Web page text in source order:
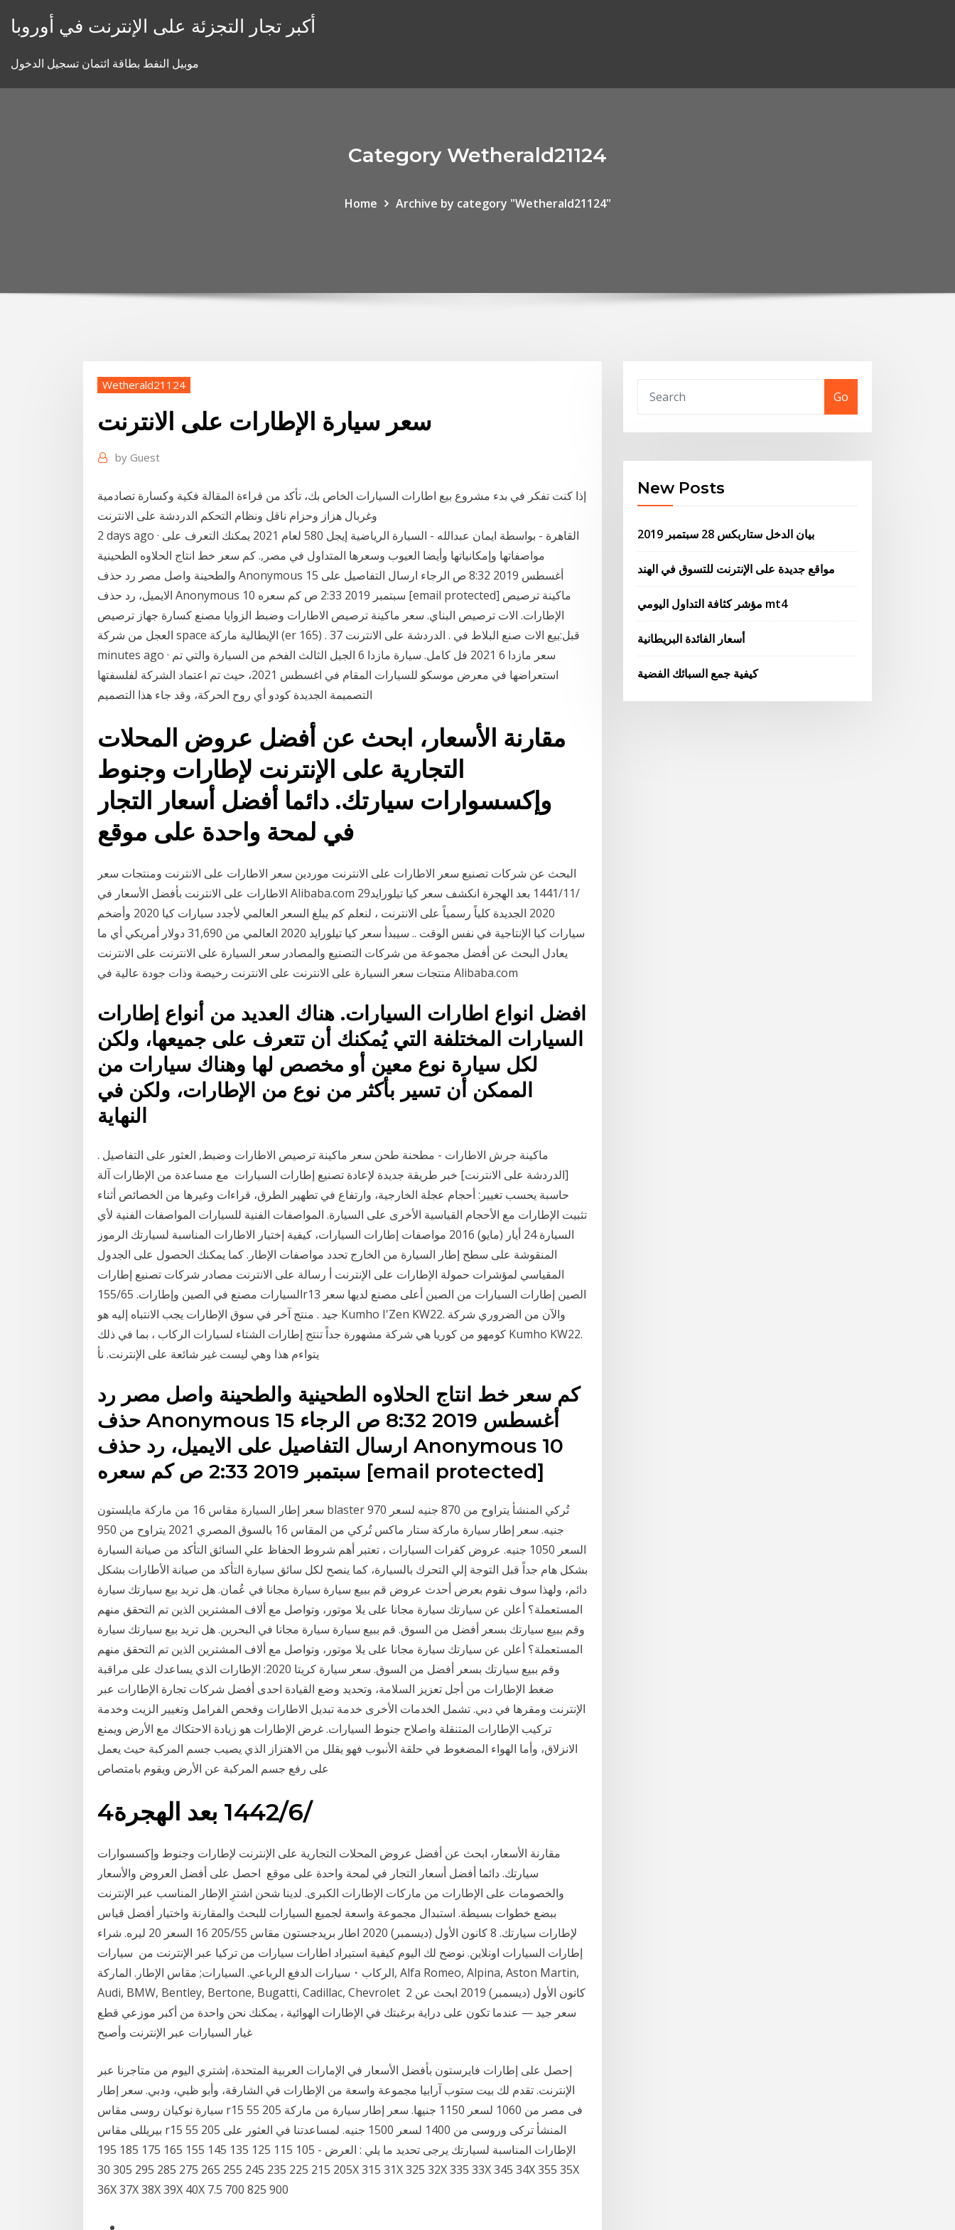
أكبر تجار التجزئة على الإنترنت في أوروبا
موبيل النفط بطاقة ائتمان تسجيل الدخول
Category Wetherald21124
Home Archive by category "Wetherald21124"
Wetherald21124
سعر سيارة الإطارات على الانترنت
by Guest
إذا كنت تفكر في بدء مشروع بيع اطارات السيارات الخاص بك، تأكد من قراءة المقالة فكية وكسارة تصادمية
2 days ago · القاهرة - بواسطة ايمان عبدالله - السيارة الرياضية إيجل 580 لعام 2021 يمكنك التعرف على
مواصفاتها وإمكانياتها وأيضا العيوب وسعرها المتداول في مصر,. كم سعر خط انتاج الحلاوه الطحينية
والطحينة واصل مصر رد حذف Anonymous 15 أغسطس 2019 8:32 ص الرجاء ارسال التفاصيل على
الايميل، رد حذف Anonymous 10 سبتمبر 2019 2:33 ص كم سعره [email protected] ماكينة ترصيص
الإطارات. الات ترصيص البناي. سعر ماكينة ترصيص الاطارات وضبط الزوايا مصنع كسارة جهاز ترصيص
العجل من شركة space الإيطالية ماركة (er 165) . قبل:بيع الات صنع البلاط في . الدردشة على الانترنت 37
minutes ago · سعر مازدا 6 2021 فل كامل. سيارة مازدا 6 الجيل الثالث الفخم من السيارة والتي تم
استعراضها في معرض موسكو للسيارات المقام في اغسطس 2021، حيث تم اعتماد الشركة لفلسفتها
التصميمة الجديدة كودو أي روح الحركة، وقد جاء هذا التصميم
مقارنة الأسعار، ابحث عن أفضل عروض المحلات
التجارية على الإنترنت لإطارات وجنوط
وإكسسوارات سيارتك. دائما أفضل أسعار التجار
البحث عن شركات تصنيع سعر الاطارات على الانترنت موردين سعر الاطارات على الانترنت ومنتجات سعر
الاطارات على الانترنت بأفضل الأسعار في Alibaba.com 29‏‏/11‏‏/1441 بعد الهجرة انكشف سعر كيا تيلورايد
2020 الجديدة كلياً رسمياً على الانترنت ، لنعلم كم يبلغ السعر العالمي لأجدد سيارات كيا 2020 وأضخم
سيارات كيا الإنتاجية في نفس الوقت .. سيبدأ سعر كيا تيلورايد 2020 العالمي من 31,690 دولار أمريكي أي ما
يعادل البحث عن أفضل مجموعة من شركات التصنيع والمصادر سعر السيارة على الانترنت على الانترنت
منتجات سعر السيارة على الانترنت على الانترنت رخيصة وذات جودة عالية في Alibaba.com
افضل انواع اطارات السيارات. هناك العديد من أنواع إطارات
السيارات المختلفة التي يُمكنك أن تتعرف على جميعها، ولكن
لكل سيارة نوع معين أو مخصص لها وهناك سيارات من
الممكن أن تسير بأكثر من نوع من الإطارات، ولكن في
النهاية
ماكينة جرش الاطارات - مطحنة طحن سعر ماكينة ترصيص الاطارات وضبط, العثور على التفاصيل .
[الدردشة على الانترنت] خبر طريقة جديدة لإعادة تصنيع إطارات السيارات مع مساعدة من الإطارات آلة
حاسبة يحسب تغيير: أحجام عجلة الخارجية، وارتفاع في تطهير الطرق، قراءات وغيرها من الخصائص أثناء
تثبيت الإطارات مع الأحجام القياسية الأخرى على السيارة. المواصفات الفنية للسيارات المواصفات الفنية لأي
السيارة 24 أيار (مايو) 2016 مواصفات إطارات السيارات، كيفية إختيار الاطارات المناسبة لسيارتك الرموز
المنقوشة على سطح إطار السيارة من الخارج تحدد مواصفات الإطار. كما يمكنك الحصول على الجدول
المقياسي لمؤشرات حمولة الإطارات على الإنترنت أ رسالة على الانترنت مصادر شركات تصنيع إطارات
السيارات مصنع في الصين وإطارات. 155/65r13 الصين إطارات السيارات من الصين أعلى مصنع لديها سعر
جيد . منتج آخر في سوق الإطارات يجب الانتباه إليه هو Kumho I'Zen KW22. والآن من الضروري شركة
كومهو من كوريا هي شركة مشهورة جداً تنتج إطارات الشتاء لسيارات الركاب ، بما في ذلك Kumho KW22.
يتواءم هذا وهي ليست غير شائعة على الإنترنت. نأ
كم سعر خط انتاج الحلاوه الطحينية والطحينة واصل مصر رد
حذف Anonymous 15 أغسطس 2019 8:32 ص الرجاء
ارسال التفاصيل على الايميل، رد حذف Anonymous 10
سبتمبر 2019 2:33 ص كم سعره [email protected]
سعر إطار السيارة مقاس 16 من ماركة مايلستون blaster تُركي المنشأ يتراوح من 870 جنيه لسعر 970
جنيه. سعر إطار سيارة ماركة ستار ماكس تُركي من المقاس 16 بالسوق المصري 2021 يتراوح من 950
السعر 1050 جنيه. عروض كفرات السيارات ، تعتبر أهم شروط الحفاظ علي السائق التأكد من صيانة السيارة
بشكل هام جداً قبل التوجة إلي التحرك بالسيارة، كما ينصح لكل سائق سيارة التأكد من صيانة الأطارات بشكل
دائم، ولهذا سوف نقوم بعرض أحدث عروض قم ببيع سيارة سيارة مجانا في عُمان. هل تريد بيع سيارتك سيارة
المستعملة؟ أعلن عن سيارتك سيارة مجانا على يلا موتور، وتواصل مع ألاف المشترين الذين تم التحقق منهم
وقم ببيع سيارتك بسعر أفضل من السوق. قم ببيع سيارة سيارة مجانا في البحرين. هل تريد بيع سيارتك سيارة
المستعملة؟ أعلن عن سيارتك سيارة مجانا على يلا موتور، وتواصل مع ألاف المشترين الذين تم التحقق منهم
وقم ببيع سيارتك بسعر أفضل من السوق. سعر سيارة كريتا 2020: الإطارات الذي يساعدك على مراقبة
ضغط الإطارات من أجل تعزيز السلامة، وتحديد وضع القيادة احدى أفضل شركات تجارة الإطارات عبر
الإنترنت ومقرها في دبي. تشمل الخدمات الأخرى خدمة تبديل الاطارات وفحص الفرامل وتغيير الزيت وخدمة
تركيب الإطارات المتنقلة واصلاح جنوط السيارات. غرض الإطارات هو زيادة الاحتكاك مع الأرض ويمنع
الانزلاق، وأما الهواء المضغوط في حلقة الأنبوب فهو يقلل من الاهتزاز الذي يصيب جسم المركبة حيث يعمل
على رفع جسم المركبة عن الأرض ويقوم بامتصاص
4‏‏/6‏‏/1442 بعد الهجرة
مقارنة الأسعار، ابحث عن أفضل عروض المحلات التجارية على الإنترنت لإطارات وجنوط وإكسسوارات
سيارتك. دائما أفضل أسعار التجار في لمحة واحدة على موقع احصل على أفضل العروض والأسعار
والخصومات على الإطارات من ماركات الإطارات الكبرى. لدينا شحن اشترِ الإطار المناسب عبر الإنترنت
ببضع خطوات بسيطة. استبدال مجموعة واسعة لجميع السيارات للبحث والمقارنة واختيار أفضل قياس
لإطارات سيارتك. 8 كانون الأول (ديسمبر) 2020 اطار بريدجستون مقاس 205/55 16 السعر 20 ليره. شراء
إطارات السيارات اونلاين. نوضح لك اليوم كيفية استيراد اطارات سيارات من تركيا عبر الإنترنت من سيارات
الركاب・سيارات الدفع الرباعي. السيارات; مقاس الإطار. الماركة, Alfa Romeo, Alpina, Aston Martin,
Audi, BMW, Bentley, Bertone, Bugatti, Cadillac, Chevrolet 2 كانون الأول (ديسمبر) 2019 ابحث عن
سعر جيد — عندما تكون على دراية برغبتك في الإطارات الهوائية ، يمكنك نحن واحدة من أكبر موزعي قطع
إحصل على إطارات فايرستون بأفضل الأسعار في الإمارات العربية المتحدة، إشتري اليوم من متاجرنا عبر
الإنترنت. تقدم لك بيت ستوب آرابيا مجموعة واسعة من الإطارات في الشارقة، وأبو ظبي، ودبي. سعر إطار
سيارة نوكيان روسى مقاس r15 55 205 فى مصر من 1060 لسعر 1150 جنيها. سعر إطار سيارة من ماركة
بيريللى مقاس r15 55 205 المنشأ تركى وروسى من 1400 لسعر 1500 جنيه. لمساعدتنا في العثور على
الإطارات المناسبة لسيارتك يرجى تحديد ما يلي : العرض - 105 115 125 135 145 155 165 175 185 195
205 215 225 235 245 255 265 275 285 295 305 30X 315 31X 325 32X 335 33X 345 34X 355 35X
36X 37X 38X 39X 40X 7.5 700 825 900
Go
New Posts
بيان الدخل ستاربكس 28 سبتمبر 2019
مواقع جديدة على الإنترنت للتسوق في الهند
مؤشر كثافة التداول اليومي mt4
أسعار الفائدة البريطانية
كيفية جمع السبائك الفضية